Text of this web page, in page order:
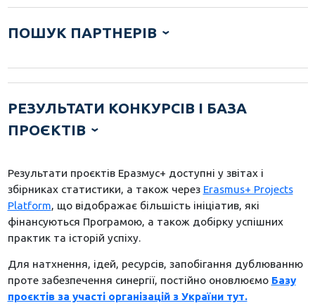
ПОШУК ПАРТНЕРІВ
РЕЗУЛЬТАТИ КОНКУРСІВ І БАЗА
ПРОЄКТІВ
Результати проєктів Еразмус+ доступні у звітах і
збірниках статистики, а також через Erasmus+ Projects
Platform, що відображає більшість ініціатив, які
фінансуються Програмою, а також добірку успішних
практик та історій успіху.
Для натхнення, ідей, ресурсів, запобігання дублюванню
проте забезпечення синергії, постійно оновлюємо Базу
проєктів за участі організацій з України тут.